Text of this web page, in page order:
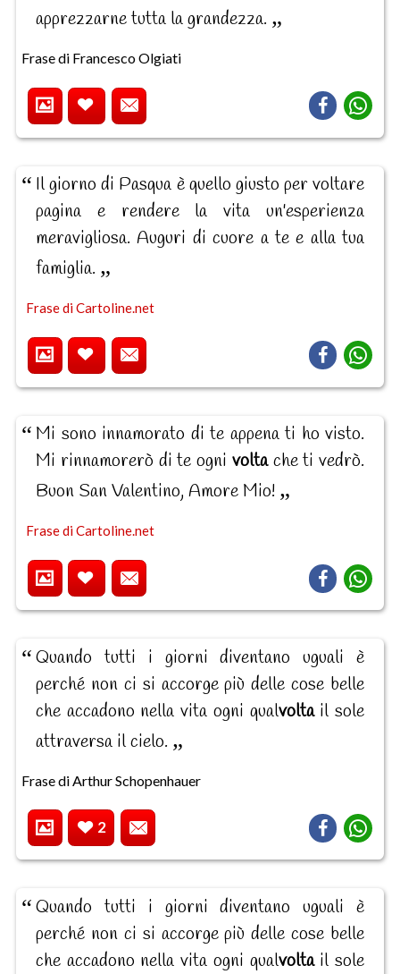
apprezzarne tutta la grandezza.
Frase di Francesco Olgiati
Il giorno di Pasqua è quello giusto per voltare
pagina e rendere la vita un'esperienza
meravigliosa. Auguri di cuore a te e alla tua
famiglia.
Frase di Cartoline.net
Mi sono innamorato di te appena ti ho visto.
Mi rinnamorerò di te ogni voltache ti vedrò.
Buon San Valentino, Amore Mio!
Frase di Cartoline.net
Quando tutti i giorni diventano uguali è
perché non ci si accorge più delle cose belle
che accadono nella vita ogni qualvoltail sole
attraversa il cielo.
Frase di Arthur Schopenhauer
2
Quando tutti i giorni diventano uguali è
perché non ci si accorge più delle cose belle
che accadono nella vita ogni qualvoltail sole